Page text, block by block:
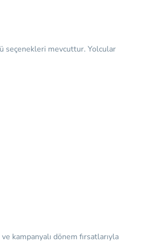
seçenekleri mevcuttur. Yolcular
kampanyalı dönem fırsatlarıyla